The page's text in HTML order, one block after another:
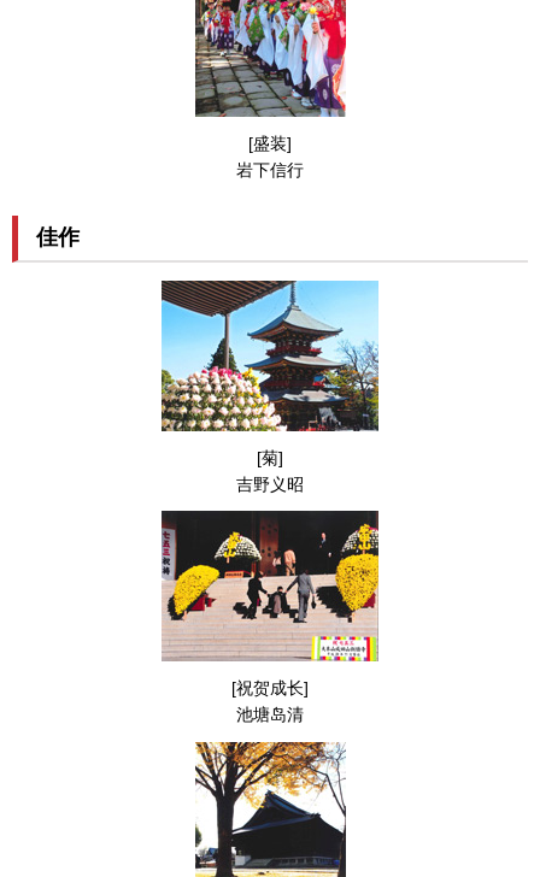
[盛装]
岩下信行
佳作
[菊]
吉野义昭
[祝贺成长]
池塘岛清